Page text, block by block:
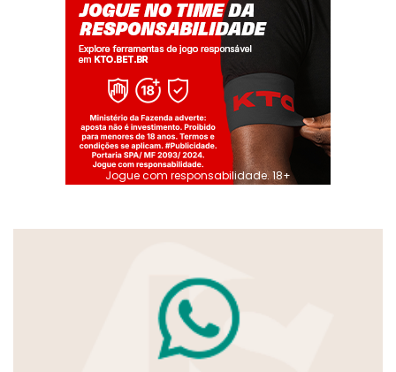
Jogue com responsabilidade. 18+